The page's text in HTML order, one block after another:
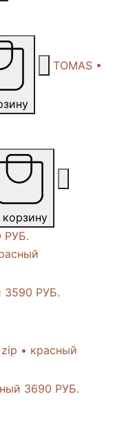
TOMAS •
корзину
РУБ.
3590 РУБ.
3690 РУБ.